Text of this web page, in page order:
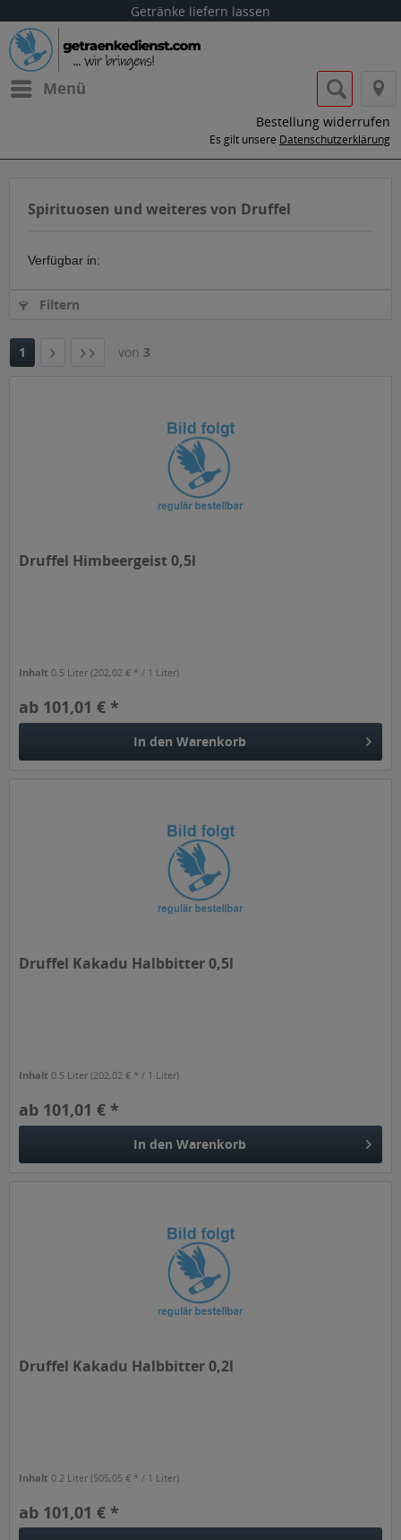
Getränke liefern lassen
Menü
Bestellung widerrufen
Es gilt unsere Datenschutzerklärung
Spirituosen und weiteres von Druffel
Verfügbar in:
Filtern
1 von 3
Druffel Himbeergeist 0,5l
Inhalt0.5 Liter(202,02 € * / 1 Liter)
ab 101,01 € *
In den Warenkorb
Druffel Kakadu Halbbitter 0,5l
Inhalt0.5 Liter(202,02 € * / 1 Liter)
ab 101,01 € *
In den Warenkorb
Druffel Kakadu Halbbitter 0,2l
Inhalt0.2 Liter(505,05 € * / 1 Liter)
ab 101,01 € *